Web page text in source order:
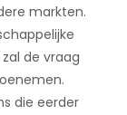
markten.
de vraag
die eerder